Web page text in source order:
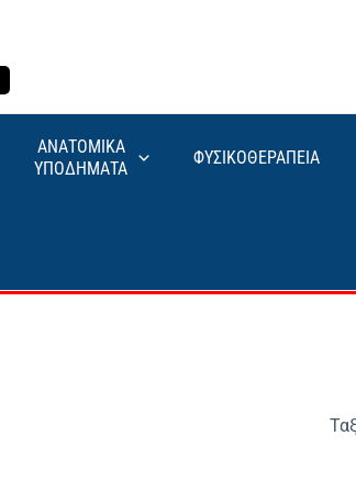
ΑΝΑΤΟΜΙΚΑ
ΥΠΟΔΗΜΑΤΑ
ΦΥΣΙΚΟΘΕΡΑΠΕΙΑ